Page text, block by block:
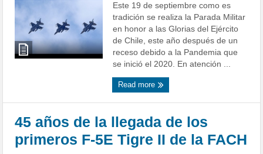
Este 19 de septiembre como es
tradición se realiza la Parada Militar
en honor a las Glorias del Ejército
de Chile, este año después de un
receso debido a la Pandemia que
se inició el 2020. En atención ...
Read more
45 años de la llegada de los
primeros F-5E Tigre II de la FACH